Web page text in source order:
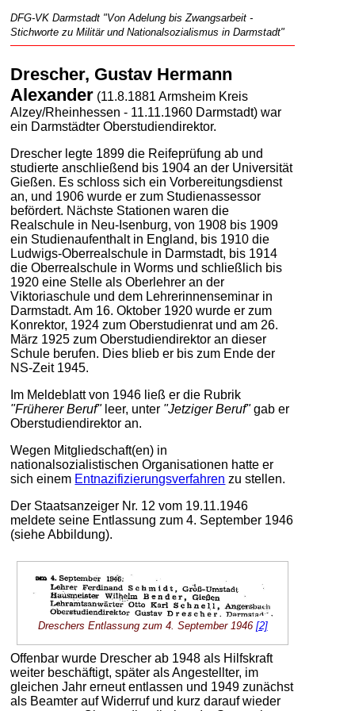
DFG-VK Darmstadt "Von Adelung bis Zwangsarbeit -
Stichworte zu Militär und Nationalsozialismus in Darmstadt"
Drescher, Gustav Hermann
Alexander (11.8.1881 Armsheim Kreis
Alzey/Rheinhessen - 11.11.1960 Darmstadt) war
ein Darmstädter Oberstudiendirektor.
Drescher legte 1899 die Reifeprüfung ab und
studierte anschließend bis 1904 an der Universität
Gießen. Es schloss sich ein Vorbereitungsdienst
an, und 1906 wurde er zum Studienassessor
befördert. Nächste Stationen waren die
Realschule in Neu-Isenburg, von 1908 bis 1909
ein Studienaufenthalt in England, bis 1910 die
Ludwigs-Oberrealschule in Darmstadt, bis 1914
die Oberrealschule in Worms und schließlich bis
1920 eine Stelle als Oberlehrer an der
Viktoriaschule und dem Lehrerinnenseminar in
Darmstadt. Am 16. Oktober 1920 wurde er zum
Konrektor, 1924 zum Oberstudienrat und am 26.
März 1925 zum Oberstudiendirektor an dieser
Schule berufen. Dies blieb er bis zum Ende der
NS-Zeit 1945.
Im Meldeblatt von 1946 ließ er die Rubrik
"Früherer Beruf"leer, unter "Jetziger Beruf"gab er
Oberstudiendirektor an.
Wegen Mitgliedschaft(en) in
nationalsozialistischen Organisationen hatte er
sich einem Entnazifizierungsverfahren zu stellen.
Der Staatsanzeiger Nr. 12 vom 19.11.1946
meldete seine Entlassung zum 4. September 1946
(siehe Abbildung).
Dreschers Entlassung zum 4. September 1946 [2]
Offenbar wurde Drescher ab 1948 als Hilfskraft
weiter beschäftigt, später als Angestellter, im
gleichen Jahr erneut entlassen und 1949 zunächst
als Beamter auf Widerruf und kurz darauf wieder